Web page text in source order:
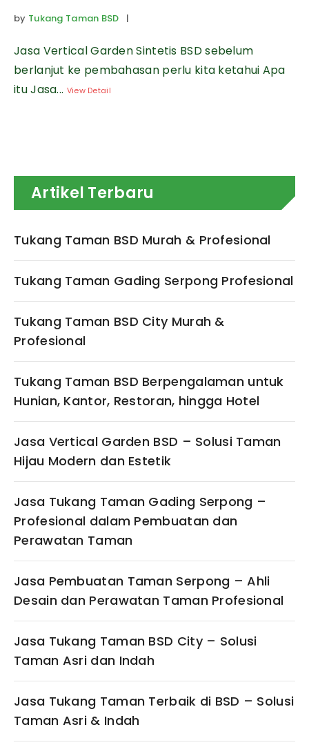
by Tukang Taman BSD |
Jasa Vertical Garden Sintetis BSD sebelum
berlanjut ke pembahasan perlu kita ketahui Apa
itu Jasa... View Detail
Artikel Terbaru
Tukang Taman BSD Murah & Profesional
Tukang Taman Gading Serpong Profesional
Tukang Taman BSD City Murah &
Profesional
Tukang Taman BSD Berpengalaman untuk
Hunian, Kantor, Restoran, hingga Hotel
Jasa Vertical Garden BSD – Solusi Taman
Hijau Modern dan Estetik
Jasa Tukang Taman Gading Serpong –
Profesional dalam Pembuatan dan
Perawatan Taman
Jasa Pembuatan Taman Serpong – Ahli
Desain dan Perawatan Taman Profesional
Jasa Tukang Taman BSD City – Solusi
Taman Asri dan Indah
Jasa Tukang Taman Terbaik di BSD – Solusi
Taman Asri & Indah